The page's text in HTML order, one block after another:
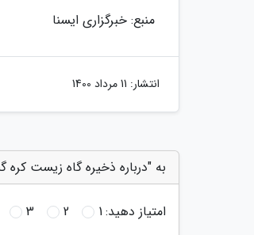
منبع: خبرگزاری ایسنا
انتشار: 11 مرداد 1400
به "درباره ذخیره گاه زیست کره
امتیاز دهید:1
2
3